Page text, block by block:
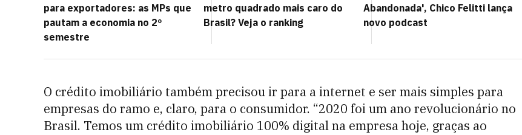
para exportadores: as MPs que
pautam a economia no 2º
semestre
metro quadrado mais caro do
Brasil? Veja o ranking
Abandonada', Chico Felitti lança
novo podcast
O crédito imobiliário também precisou ir para a internet e ser mais simples para
empresas do ramo e, claro, para o consumidor. “2020 foi um ano revolucionário no
Brasil. Temos um crédito imobiliário 100% digital na empresa hoje, graças ao